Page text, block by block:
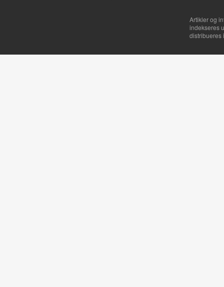
Artikler og
indekseres
distribueres